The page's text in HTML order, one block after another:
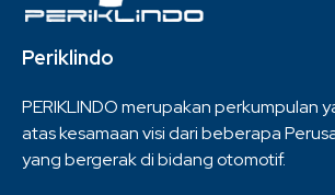
Periklindo
PERIKLINDO merupakan perkumpulan
atas kesamaan visi dari beberapa
yang bergerak di bidang otomotif.